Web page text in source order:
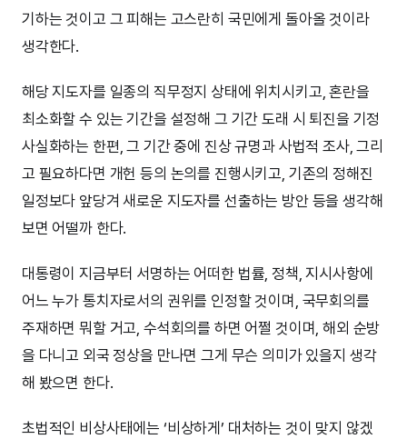
기하는 것이고 그 피해는 고스란히 국민에게 돌아올 것이라
생각한다.
해당 지도자를 일종의 직무정지 상태에 위치시키고, 혼란을
최소화할 수 있는 기간을 설정해 그 기간 도래 시 퇴진을 기정
사실화하는 한편, 그 기간 중에 진상 규명과 사법적 조사, 그리
고 필요하다면 개헌 등의 논의를 진행시키고, 기존의 정해진
일정보다 앞당겨 새로운 지도자를 선출하는 방안 등을 생각해
보면 어떨까 한다.
대통령이 지금부터 서명하는 어떠한 법률, 정책, 지시사항에
어느 누가 통치자로서의 권위를 인정할 것이며, 국무회의를
주재하면 뭐할 거고, 수석회의를 하면 어쩔 것이며, 해외 순방
을 다니고 외국 정상을 만나면 그게 무슨 의미가 있을지 생각
해 봤으면 한다.
초법적인 비상사태에는 ‘비상하게’ 대처하는 것이 맞지 않겠